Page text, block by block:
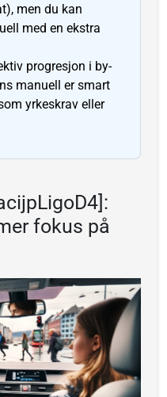
men du kan
med en ekstra
progresjon i by-
manuell er smart
yrkeskrav eller
fokus på